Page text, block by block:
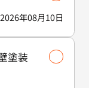
2026年08月10日
塗装